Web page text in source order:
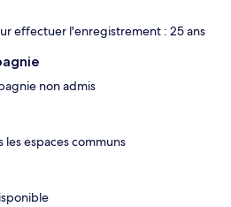
effectuer l'enregistrement : 25 ans
non admis
espaces communs